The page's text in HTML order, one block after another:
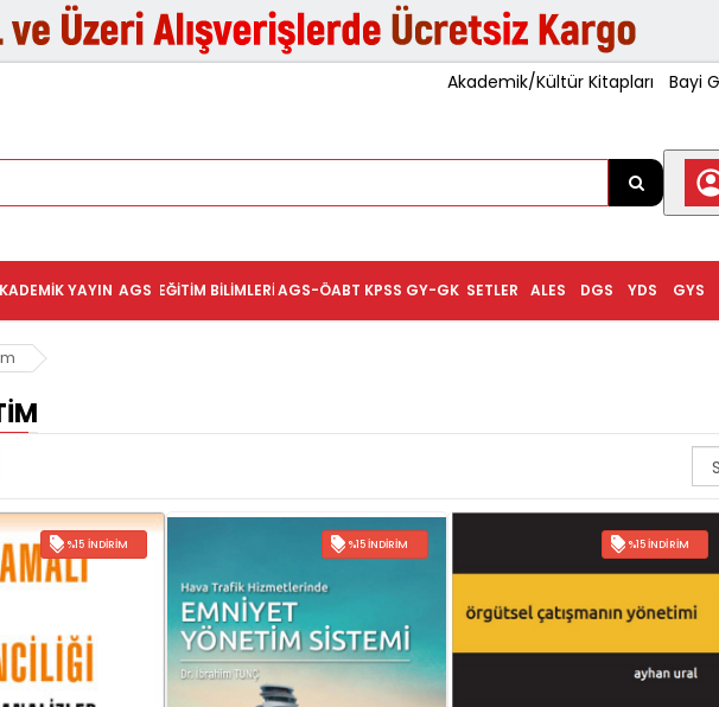
Akademik/Kültür Kitapları Bayi
GYS
YDS
DGS
ALES
SETLER
KPSS GY-GK
AGS-ÖABT
EĞITIM BILIMLERI
AGS
YAYIN
%15 İNDIRIM %15 İNDIRIM %15 İNDIRIM